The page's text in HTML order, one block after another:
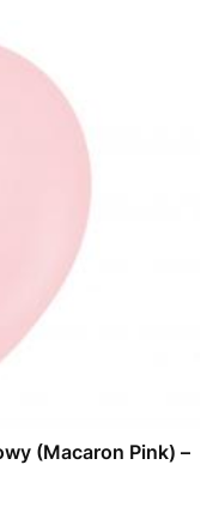
(Macaron Pink) –